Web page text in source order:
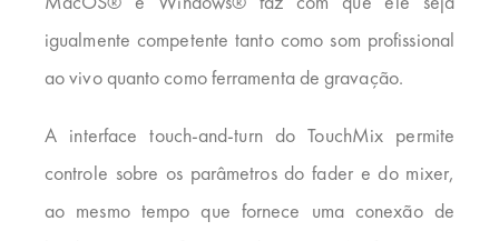
igualmente competente tanto como som profissional
ao vivo quanto como ferramenta de gravação.
A interface touch-and-turn do TouchMix permite
controle sobre os parâmetros do fader e do mixer,
ao mesmo tempo que fornece uma conexão de